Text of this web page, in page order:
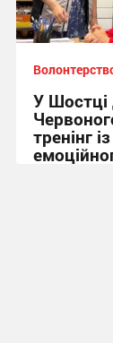
У Шостці
тренінг